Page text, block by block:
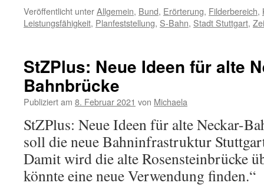
Veröffentlicht unterAllgemein, Bund, Erörterung, Filderbereich,
Leistungsfähigkeit, Planfeststellung, S-Bahn, Stadt Stuttgart,
StZPlus: Neue Ideen für alte
Bahnbrücke
Publiziert am 8. Februar 2021 von Michaela
StZPlus: Neue Ideen für alte Neckar-
soll die neue Bahninfrastruktur
Damit wird die alte Rosensteinbrücke
könnte eine neue Verwendung finden.“